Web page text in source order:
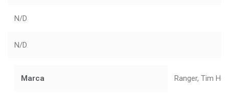
N/D
N/D
Marca Ranger, Tim